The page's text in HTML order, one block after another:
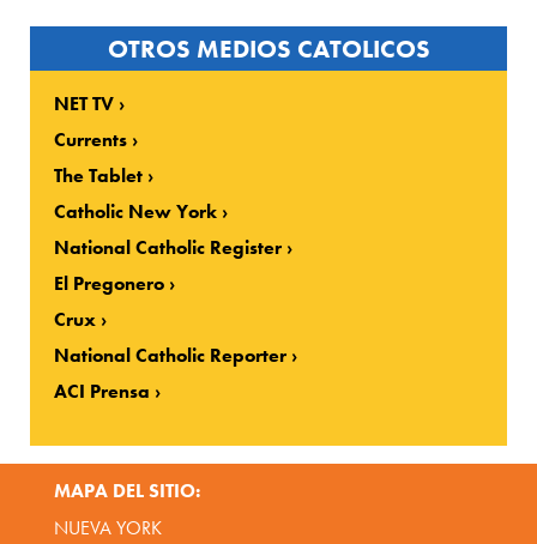
OTROS MEDIOS CATOLICOS
NET TV
Currents
The Tablet
Catholic New York
National Catholic Register
El Pregonero
Crux
National Catholic Reporter
ACI Prensa
MAPA DEL SITIO:
NUEVA YORK